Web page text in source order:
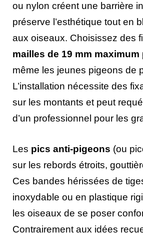
ou nylon créent une barrière
préserve l’esthétique tout en
aux oiseaux. Choisissez des
mailles de 19 mm maximum
même les jeunes pigeons de
L’installation nécessite des
sur les montants et peut
d’un professionnel pour les
Les pics anti-pigeons (ou
sur les rebords étroits,
Ces bandes hérissées de
inoxydable ou en plastique
les oiseaux de se poser
Contrairement aux idées